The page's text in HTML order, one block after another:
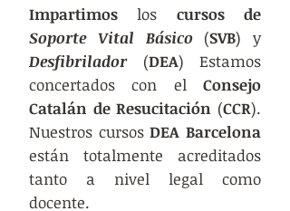
Impartimos los cursos de
Soporte Vital Básico(SVB) y
Desfibrilador(DEA) Estamos
concertados con el Consejo
Catalán de Resucitación (CCR).
Nuestros cursosDEA Barcelona
están totalmente acreditados
tanto a nivel legal como
docente.